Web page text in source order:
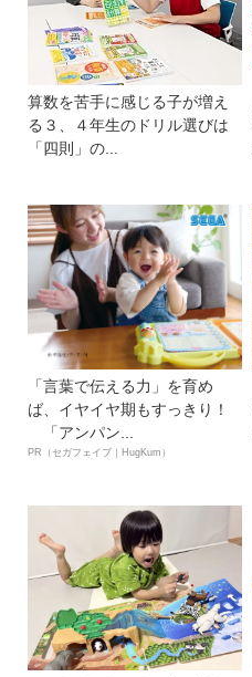
算数を苦手に感じる子が増え
る３、４年生のドリル選びは
「四則」の...
「言葉で伝える力」を育め
ば、イヤイヤ期もすっきり！
「アンパン...
PR（セガフェイブ｜HugKum）